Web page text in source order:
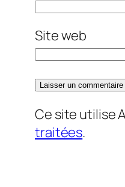
Site web
Ce site utilise
traitées.